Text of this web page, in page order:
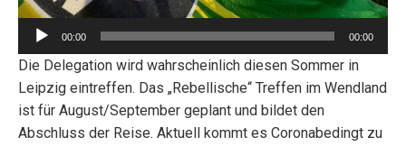
Audio-
Player
00:00 00:00
Die Delegation wird wahrscheinlich diesen Sommer in
Leipzig eintreffen. Das „Rebellische“ Treffen im Wendland
ist für August/September geplant und bildet den
Abschluss der Reise. Aktuell kommt es Coronabedingt zu